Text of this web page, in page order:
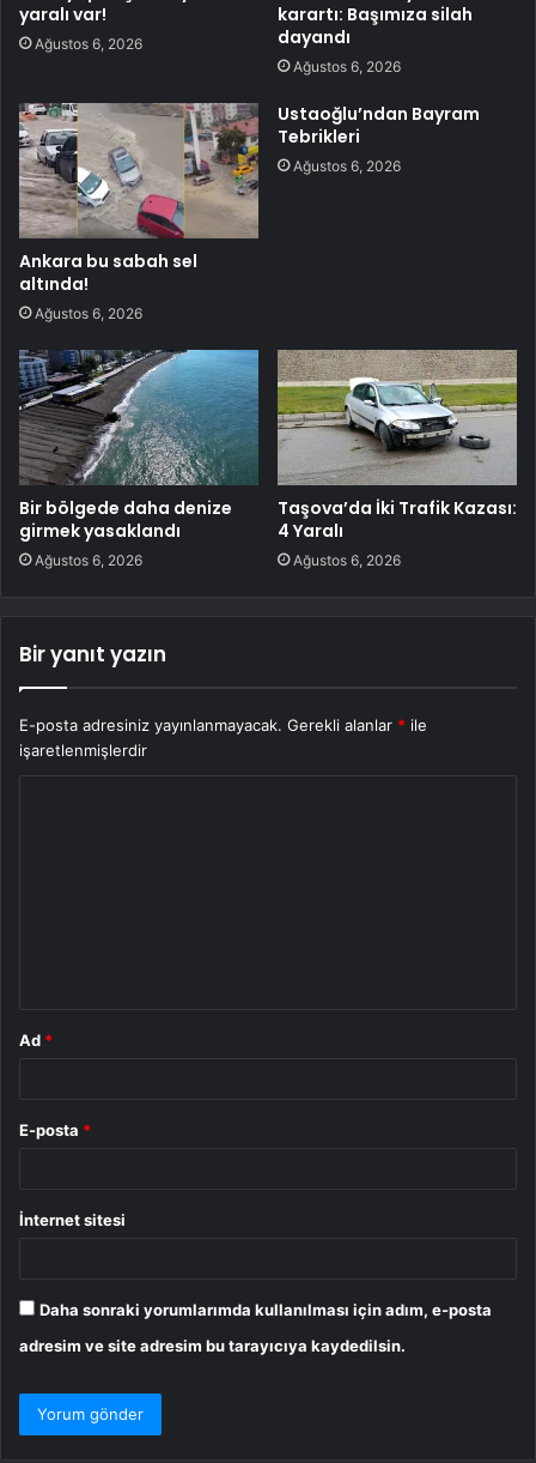
yaralı var!
Ağustos 6, 2026
karartı: Başımıza silah
dayandı
Ağustos 6, 2026
Ankara bu sabah sel
altında!
Ağustos 6, 2026
Ustaoğlu’ndan Bayram
Tebrikleri
Ağustos 6, 2026
Bir bölgede daha denize
girmek yasaklandı
Ağustos 6, 2026
Taşova’da İki Trafik Kazası:
4 Yaralı
Ağustos 6, 2026
Bir yanıt yazın
E-posta adresiniz yayınlanmayacak. Gerekli alanlar * ile
işaretlenmişlerdir
Ad *
E-posta *
İnternet sitesi
Daha sonraki yorumlarımda kullanılması için adım, e-posta
adresim ve site adresim bu tarayıcıya kaydedilsin.